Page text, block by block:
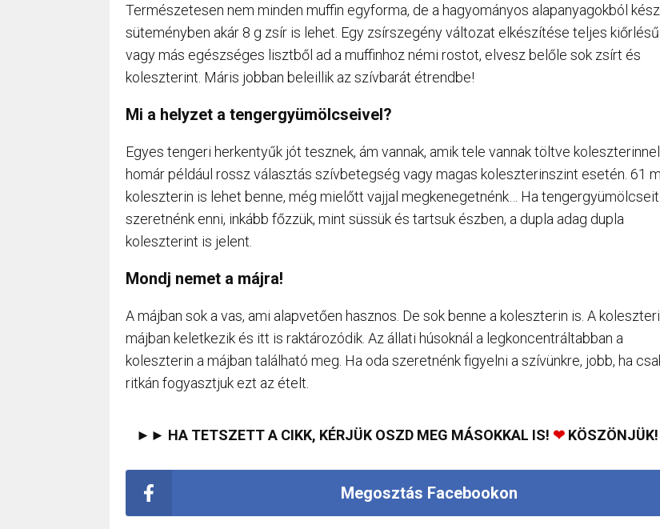
Természetesen nem minden muffin egyforma, de a hagyományos alapanyagokból
süteményben akár 8 g zsír is lehet. Egy zsírszegény változat elkészítése teljes kiőrlésű
vagy más egészséges lisztből ad a muffinhoz némi rostot, elvesz belőle sok zsírt és
koleszterint. Máris jobban beleillik az szívbarát étrendbe!
Mi a helyzet a tengergyümölcseivel?
Egyes tengeri herkentyűk jót tesznek, ám vannak, amik tele vannak töltve
homár például rossz választás szívbetegség vagy magas koleszterinszint esetén. 61
koleszterin is lehet benne, még mielőtt vajjal megkenegetnénk… Ha tengergyümölcseit
szeretnénk enni, inkább főzzük, mint süssük és tartsuk észben, a dupla adag dupla
koleszterint is jelent.
Mondj nemet a májra!
A májban sok a vas, ami alapvetően hasznos. De sok benne a koleszterin is. A
májban keletkezik és itt is raktározódik. Az állati húsoknál a legkoncentráltabban a
koleszterin a májban található meg. Ha oda szeretnénk figyelni a szívünkre, jobb, ha
ritkán fogyasztjuk ezt az ételt.
►► HA TETSZETT A CIKK, KÉRJÜK OSZD MEG MÁSOKKAL IS! ❤
Megosztás Facebookon